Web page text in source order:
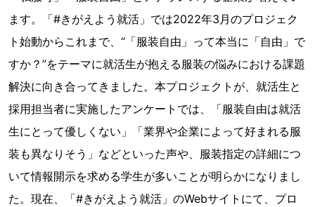
ます。「#きがえよう就活」では2022年3月のプロジェク
ト始動からこれまで、“「服装自由」って本当に「自由」で
すか？”をテーマに就活生が抱える服装の悩みにおける課題
解決に向き合ってきました。本プロジェクトが、就活生と
採用担当者に実施したアンケートでは、「服装自由は就活
生にとって優しくない」「業界や企業によって好まれる服
装も異なりそう」などといった声や、服装指定の詳細につ
いて情報開示を求める学生が多いことが明らかになりまし
た。現在、「#きがえよう就活」のWebサイトにて、プロ